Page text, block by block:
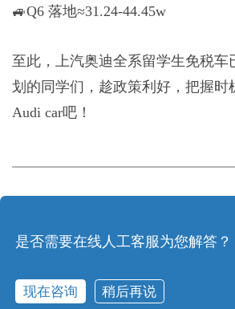
🚙Q6 落地≈31.24-44.45w
至此，上汽奥迪全系留学生免税车
划的同学们，趁政策利好，把握时
Audi car吧！
下一篇：降1.87万+马术熊|宝马X5留学生免税价格更
是否需要在线人工客服为您解答？
现在咨询 稍后再说